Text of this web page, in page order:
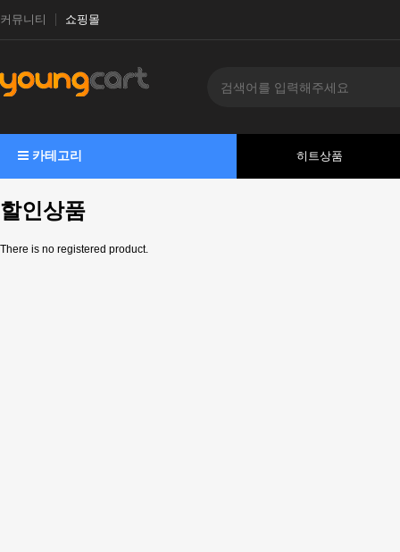
커뮤니티 쇼핑몰
카테고리 히트상품
할인상품
There is no registered product.